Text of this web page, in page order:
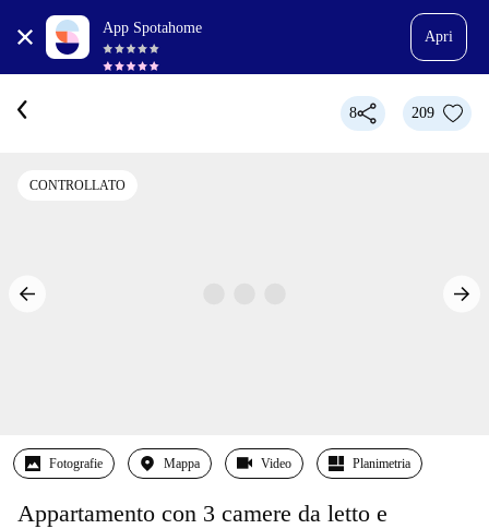
App Spotahome
Apri
8 209
CONTROLLATO
Fotografie Mappa Video Planimetria
Appartamento con 3 camere da letto e